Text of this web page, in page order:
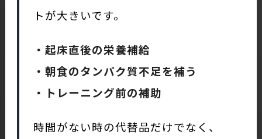
トが大きいです。
・起床直後の栄養補給
・朝食のタンパク質不足を補う
・トレーニング前の補助
時間がない時の代替品だけでなく、